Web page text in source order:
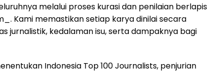
melalui proses kurasi dan penilaian berlapis
Kami memastikan setiap karya dinilai secara
jurnalistik, kedalaman isu, serta dampaknya bagi
Indonesia Top 100 Journalists, penjurian